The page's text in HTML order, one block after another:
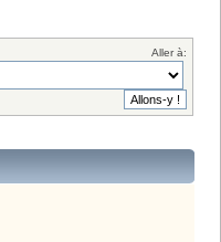
Aller à: